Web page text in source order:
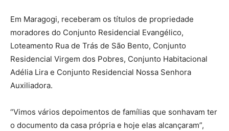
Em Maragogi, receberam os títulos de propriedade
moradores do Conjunto Residencial Evangélico,
Loteamento Rua de Trás de São Bento, Conjunto
Residencial Virgem dos Pobres, Conjunto Habitacional
Adélia Lira e Conjunto Residencial Nossa Senhora
Auxiliadora.
“Vimos vários depoimentos de famílias que sonhavam ter
o documento da casa própria e hoje elas alcançaram”,